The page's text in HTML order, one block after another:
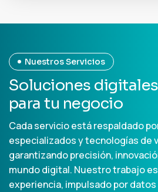
Nuestros Servicios
Soluciones digitales
para tu negocio
Cada servicio está respaldado
especializados y tecnologías de
garantizando precisión,
mundo digital. Nuestro trabajo
experiencia, impulsado por